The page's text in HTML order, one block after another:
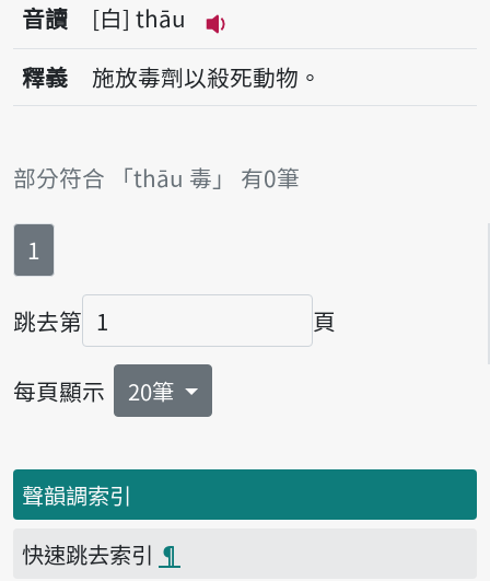
音讀
白 thāu
播放音讀thāu
釋義 施放毒劑以殺死動物。
部分符合 「thāu 毒」 有0筆
第
1
跳去第
頁碼
頁
每頁顯示 20筆
聲韻調索引
快速跳去索引 ¶